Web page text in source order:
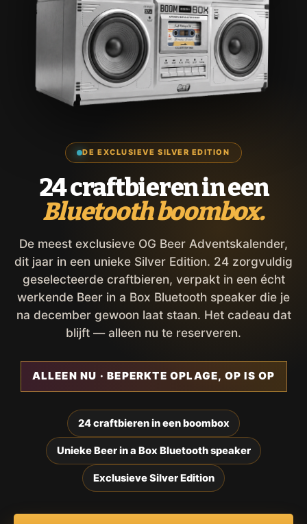
DE EXCLUSIEVE SILVER EDITION
24 craftbieren in een
Bluetooth boombox.
De meest exclusieve OG Beer Adventskalender,
dit jaar in een unieke Silver Edition. 24 zorgvuldig
geselecteerde craftbieren, verpakt in een écht
werkende Beer in a Box Bluetooth speaker die je
na december gewoon laat staan. Het cadeau dat
blijft — alleen nu te reserveren.
ALLEEN NU · BEPERKTE OPLAGE, OP IS OP
24 craftbieren in een boombox
Unieke Beer in a Box Bluetooth speaker
Exclusieve Silver Edition